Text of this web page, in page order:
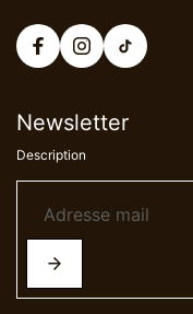
Newsletter
Description